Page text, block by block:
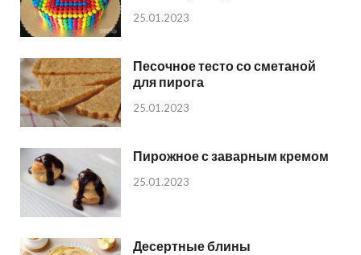
25.01.2023
Песочное тесто со сметаной
для пирога
25.01.2023
Пирожное с заварным кремом
25.01.2023
Десертные блины